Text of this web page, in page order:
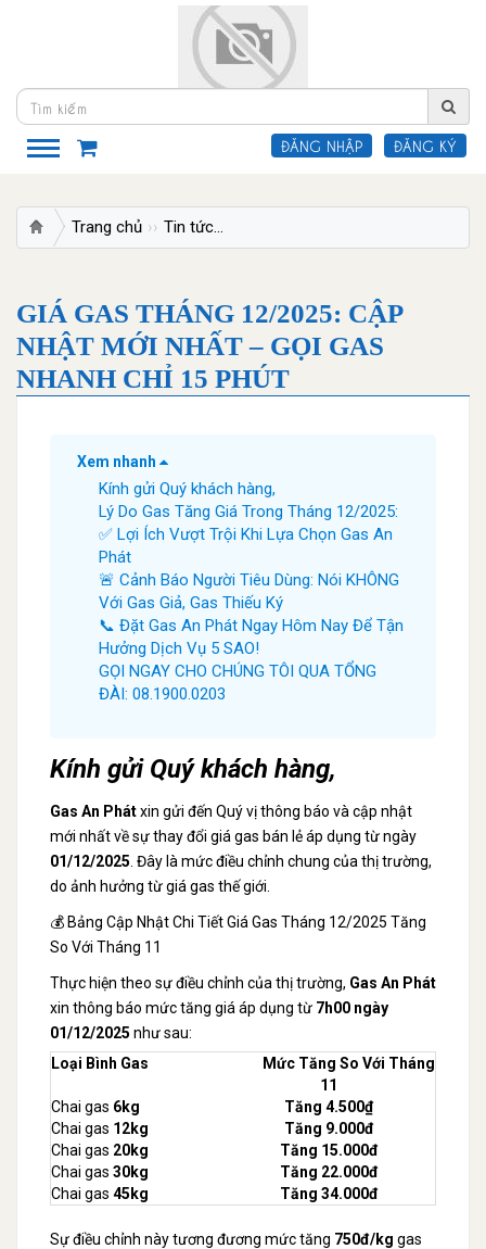
ĐĂNG NHẬP ĐĂNG KÝ
Trang chủ Tin tức
GIÁ GAS THÁNG 12/2025: CẬP
NHẬT MỚI NHẤT – GỌI GAS
NHANH CHỈ 15 PHÚT
Xem nhanh
Kính gửi Quý khách hàng,
Lý Do Gas Tăng Giá Trong Tháng 12/2025:
✅ Lợi Ích Vượt Trội Khi Lựa Chọn Gas An
Phát
🚨 Cảnh Báo Người Tiêu Dùng: Nói KHÔNG
Với Gas Giả, Gas Thiếu Ký
📞 Đặt Gas An Phát Ngay Hôm Nay Để Tận
Hưởng Dịch Vụ 5 SAO!
GỌI NGAY CHO CHÚNG TÔI QUA TỔNG
ĐÀI: 08.1900.0203
Kính gửi Quý khách hàng,
Gas An Phátxin gửi đến Quý vị thông báo và cập nhật
mới nhất về sự thay đổi giá gas bán lẻ áp dụng từ ngày
01/12/2025 . Đây là mức điều chỉnh chung của thị trường,
do ảnh hưởng từ giá gas thế giới.
💰 Bảng Cập Nhật Chi Tiết Giá Gas Tháng 12/2025 Tăng
So Với Tháng 11
Thực hiện theo sự điều chỉnh của thị trường, Gas An Phát
xin thông báo mức tăng giá áp dụng từ 7h00 ngày
01/12/2025 như sau:
Loại Bình Gas
Mức Tăng So Với Tháng
11
Chai gas 6kg
Tăng 4.500₫
Chai gas 12kg
Tăng 9.000đ
Chai gas 20kg
Tăng 15.000đ
Chai gas 30kg
Tăng 22.000đ
Chai gas 45kg Tăng 34.000đ
Sự điều chỉnh này tương đương mức tăng 750đ/kg gas